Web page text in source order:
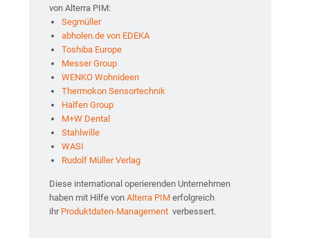
von Alterra PIM:
Segmüller
abholen.de von EDEKA
Toshiba Europe
Messer Group
WENKO Wohnideen
Thermokon Sensortechnik
Halfen Group
M+W Dental
Stahlwille
WASI
Rudolf Müller Verlag
Diese international operierenden Unternehmen
haben mit Hilfe von Alterra PIM erfolgreich
ihr Produktdaten-Management verbessert.